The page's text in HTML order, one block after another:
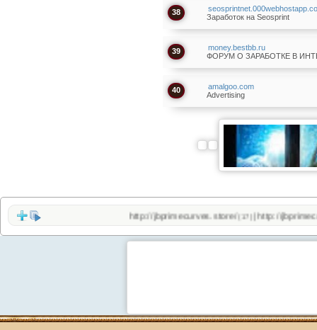
38
Заработок на Seosprint
39
money.bestbb.ru
ФОРУМ О ЗАРАБОТКЕ В
40
amalgoo.com
Advertising
http://jbprimecurves.store/ (17)|http://